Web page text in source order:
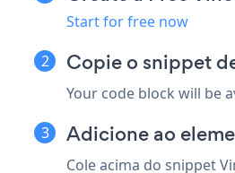
Start for free now
Copie o snippet
Your code block will be
Adicione ao
Cole acima do snippet